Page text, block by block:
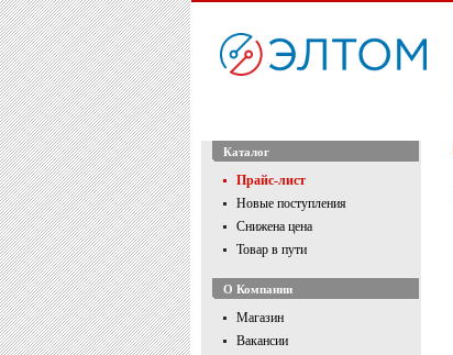
Каталог
Прайс-лист
Новые поступления
Снижена цена
Товар в пути
О Компании
Магазин
Вакансии